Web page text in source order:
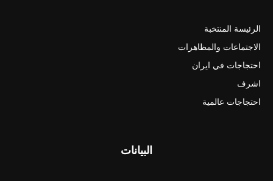
الرئيسة المنتخبة
الاجتماعات والمظاهرات
احتجاجات في ايران
اشرف
احتجاجات عالمية
البيانات